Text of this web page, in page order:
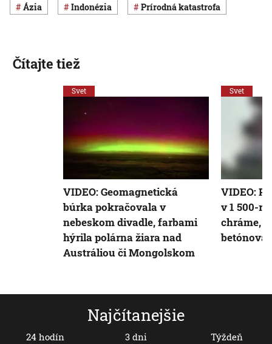
Ázia Indonézia Prírodná katastrofa
Najčítanejšie
24 hodín 3 dni Týždeň
Čítajte tiež
Svet
VIDEO: Geomagnetická
búrka pokračovala v
nebeskom divadle, farbami
hýrila polárna žiara nad
Austráliou či Mongolskom
Svet
VIDEO:
v 1 500-
chráme,
betónová